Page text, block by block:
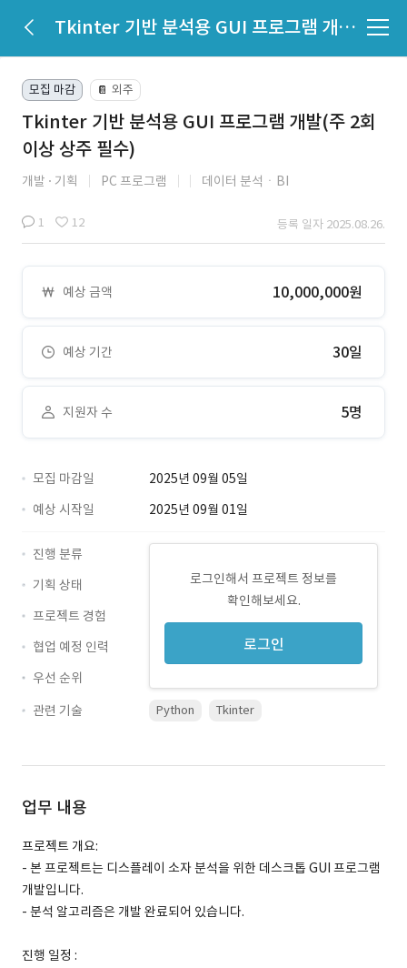
Tkinter 기반 분석용 GUI 프로그램 개발(주 2회 이상 상주 필수)
모집 마감 📔 외주
Tkinter 기반 분석용 GUI 프로그램 개발(주 2회
이상 상주 필수)
개발 기획 PC 프로그램 데이터 분석ㆍBI
1 12 등록 일자 2025.08.26.
예상 금액 10,000,000원
예상 기간 30일
지원자 수 5명
모집 마감일
2025년 09월 05일
예상 시작일
2025년 09월 01일
로그인해서 프로젝트 정보를
확인해보세요.
로그인
진행 분류
기획 상태
프로젝트 경험
협업 예정 인력
우선 순위
관련 기술
Python Tkinter
업무 내용
프로젝트 개요:
- 본 프로젝트는 디스플레이 소자 분석을 위한 데스크톱 GUI 프로그램
개발입니다.
- 분석 알고리즘은 개발 완료되어 있습니다.
진행 일정 :